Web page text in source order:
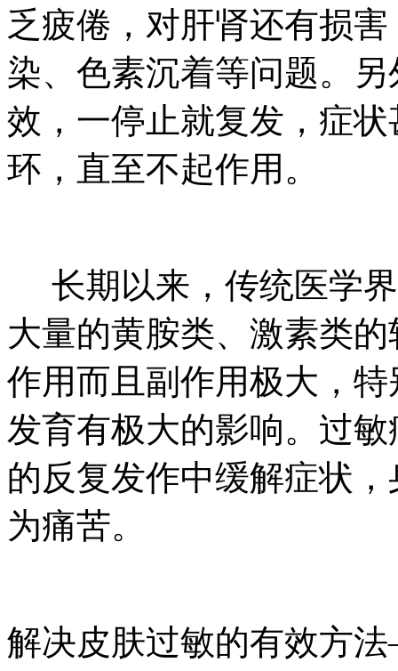
乏疲倦，对肝肾还有损
染、色素沉着等问题。
效，一停止就复发，症
环，直至不起作用。
长期以来，传统医学
大量的黄胺类、激素类
作用而且副作用极大，
发育有极大的影响。过
的反复发作中缓解症状
为痛苦。
解决皮肤过敏的有效方